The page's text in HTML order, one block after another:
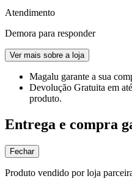
Atendimento
Demora para responder
Ver mais sobre a loja
Magalu garante a sua
Devolução Gratuita em
produto.
Entrega e compra
Fechar
Produto vendido por loja